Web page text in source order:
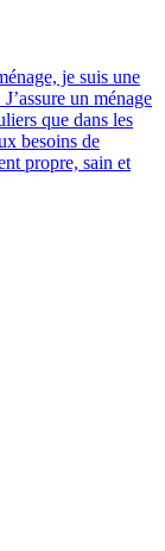
je suis une
un ménage
que dans les
besoins de
propre, sain et